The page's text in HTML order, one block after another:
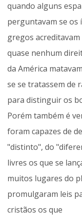
quando alguns
perguntavam se os
gregos
quase nenhum
da América
se se tratassem de
para distinguir os
Porém também é
foram capazes de
"distinto", do
livres os que se
muitos lugares do
promulgaram leis
cristãos os que